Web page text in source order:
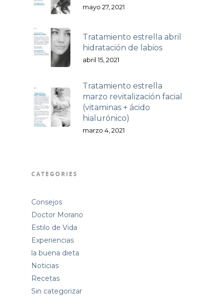
mayo 27, 2021
Tratamiento estrella abril
hidratación de labios
abril 15, 2021
Tratamiento estrella
marzo revitalización facial
(vitaminas + ácido
hialurónico)
marzo 4, 2021
CATEGORIES
Consejos
Doctor Morano
Estilo de Vida
Experiencias
la buena dieta
Noticias
Recetas
Sin categorizar